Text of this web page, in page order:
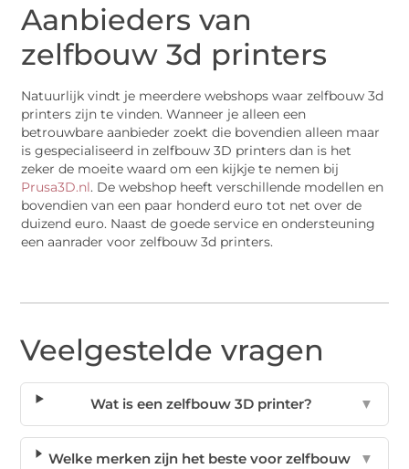
Aanbieders van
zelfbouw 3d printers
Natuurlijk vindt je meerdere webshops waar zelfbouw 3d
printers zijn te vinden. Wanneer je alleen een
betrouwbare aanbieder zoekt die bovendien alleen maar
is gespecialiseerd in zelfbouw 3D printers dan is het
zeker de moeite waard om een kijkje te nemen bij
Prusa3D.nl. De webshop heeft verschillende modellen en
bovendien van een paar honderd euro tot net over de
duizend euro. Naast de goede service en ondersteuning
een aanrader voor zelfbouw 3d printers.
Veelgestelde vragen
Wat is een zelfbouw 3D printer? ▼
Welke merken zijn het beste voor zelfbouw
▼